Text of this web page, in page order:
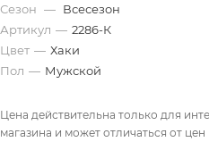
Сезон — Всесезон
Артикул — 2286-К
Цвет — Хаки
Пол — Мужской
Цена действительна только для
магазина и может отличаться от